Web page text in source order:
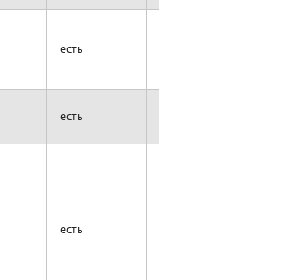
есть
есть
есть